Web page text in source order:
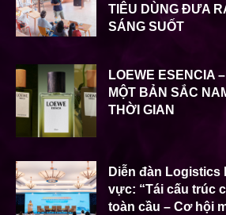
TIÊU DÙNG ĐƯA
SÁNG SUỐT
LOEWE ESENCIA
MỘT BẢN SẮC
THỜI GIAN
Diễn đàn Logistics
vực: “Tái cấu trúc
toàn cầu – Cơ hội